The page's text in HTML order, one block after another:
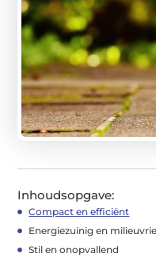
Inhoudsopgave:
Compact en efficiënt
Energiezuinig en
Stil en onopvallend